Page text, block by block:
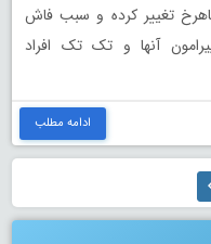
تغییر کرده و سبب فاش
آنها و تک تک افراد
ادامه مطلب